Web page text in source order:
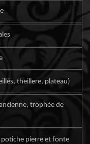
theillere, plateau)
trophée de
pierre et fonte